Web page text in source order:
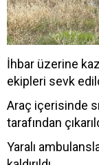
İhbar üzerine
ekipleri sevk
Araç içerisinde
tarafından
Yaralı